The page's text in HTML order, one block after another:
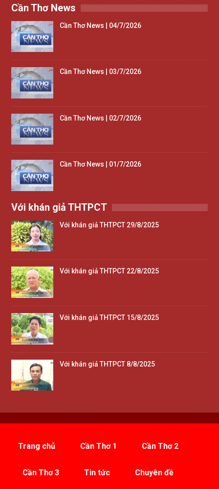
Cần Thơ News
Cần Thơ News | 04/7/2026
Cần Thơ News | 03/7/2026
Cần Thơ News | 02/7/2026
Cần Thơ News | 01/7/2026
Với khán giả THTPCT
Với khán giả THTPCT 29/8/2025
Với khán giả THTPCT 22/8/2025
Với khán giả THTPCT 15/8/2025
Với khán giả THTPCT 8/8/2025
Trang chủ Cần Thơ 1 Cần Thơ 2
Cần Thơ 3 Tin tức Chuyên đề